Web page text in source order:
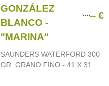
GONZÁLEZ
BLANCO -
"MARINA"
-- €
SAUNDERS WATERFORD 300
GR. GRANO FINO - 41 X 31